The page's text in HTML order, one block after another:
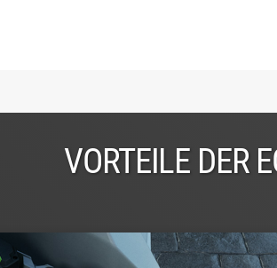
VORTEILE DER